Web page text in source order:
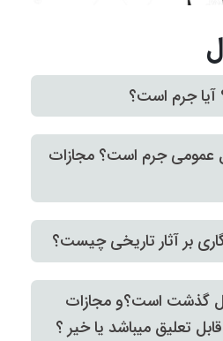
عمومی جرم است؟ مجازات
بر آثار تاریخی چیست؟
گذشت است؟و مجازات
تعلیق میباشد یا خیر ؟